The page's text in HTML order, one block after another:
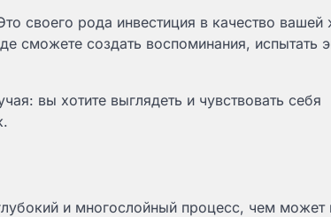
своего рода инвестиция в качество
сможете создать воспоминания, испытать
вы хотите выглядеть и чувствовать себя
и многослойный процесс, чем может